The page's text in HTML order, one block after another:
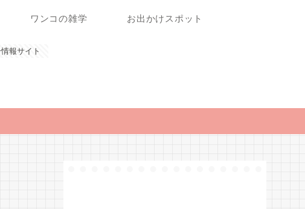
報サイト
ワンコの雑学 お出かけスポット